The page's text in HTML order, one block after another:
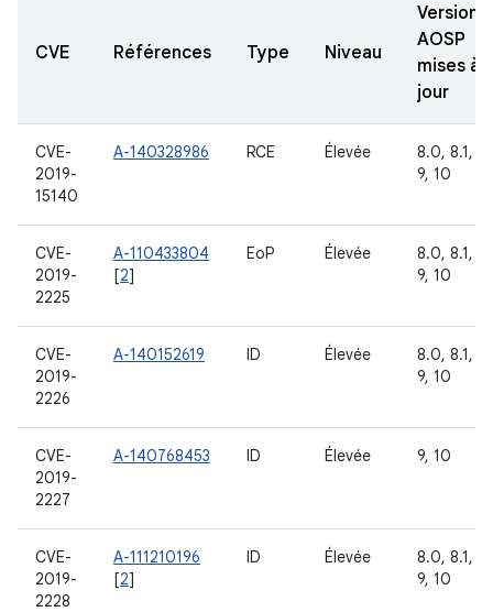
CVE Références Type Niveau
Versions
AOSP
mises à
jour
CVE-
2019-
15140
A-140328986 RCE Élevée
8.0, 8.1,
9, 10
CVE-
2019-
2225
A-110433804
[2]
EoP Élevée
8.0, 8.1,
9, 10
CVE-
2019-
2226
A-140152619 ID Élevée
8.0, 8.1,
9, 10
CVE-
2019-
2227
A-140768453 ID Élevée 9, 10
CVE-
2019-
2228
A-111210196
[2]
ID Élevée
8.0, 8.1,
9, 10